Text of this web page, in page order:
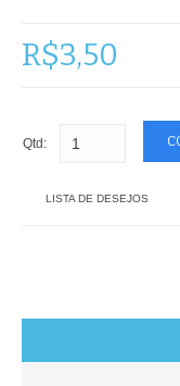
R$3,50
Qtd:
LISTA DE DESEJOS